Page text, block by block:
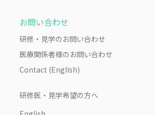
お問い合わせ
研修・見学のお問い合わせ
医療関係者様のお問い合わせ
Contact (English)
研修医・見学希望の方へ